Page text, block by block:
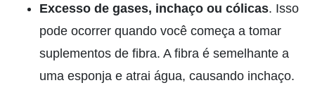
Excesso de gases, inchaço ou cólicas. Isso
pode ocorrer quando você começa a tomar
suplementos de fibra. A fibra é semelhante a
uma esponja e atrai água, causando inchaço.